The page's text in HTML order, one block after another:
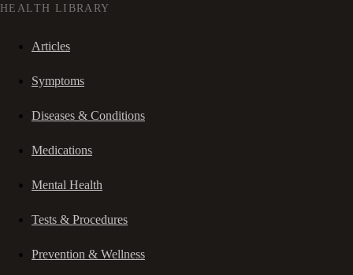
HEALTH LIBRARY
Articles
Symptoms
Diseases & Conditions
Medications
Mental Health
Tests & Procedures
Prevention & Wellness